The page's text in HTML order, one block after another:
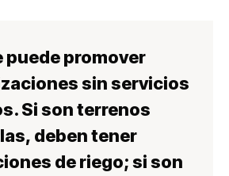
puede promover
sin servicios
Si son terrenos
deben tener
de riego; si son